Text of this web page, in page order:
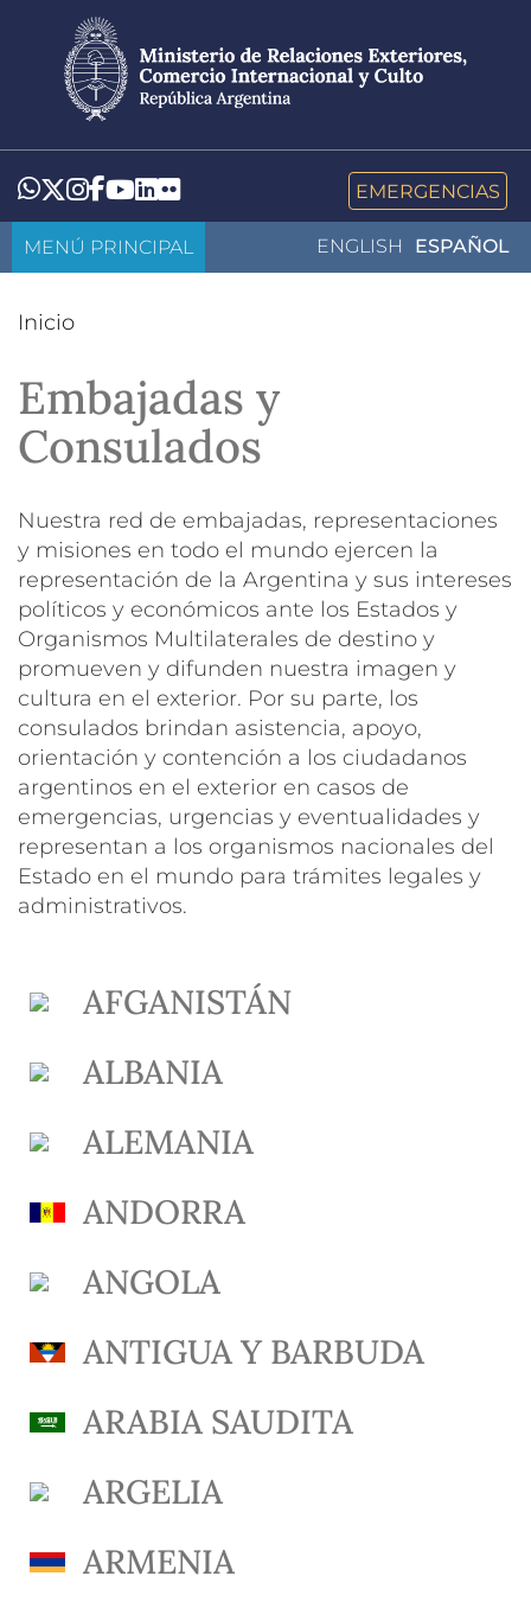
contenido
principal
Whatsapp
Twitter
Instagram
Facebook
YouTube
LinkedIn
Flickr EMERGENCIAS
ENGLISH ESPAÑOL
MENÚ PRINCIPAL
Inicio
Embajadas y
Consulados
Nuestra red de embajadas, representaciones
y misiones en todo el mundo ejercen la
representación de la Argentina y sus intereses
políticos y económicos ante los Estados y
Organismos Multilaterales de destino y
promueven y difunden nuestra imagen y
cultura en el exterior. Por su parte, los
consulados brindan asistencia, apoyo,
orientación y contención a los ciudadanos
argentinos en el exterior en casos de
emergencias, urgencias y eventualidades y
representan a los organismos nacionales del
Estado en el mundo para trámites legales y
administrativos.
AFGANISTÁN
ALBANIA
ALEMANIA
ANDORRA
ANGOLA
ANTIGUA Y BARBUDA
ARABIA SAUDITA
ARGELIA
ARMENIA